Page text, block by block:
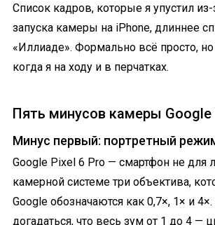
Список кадров, которые я упустил из-
запуска камеры на iPhone, длиннее
«Иллиаде». Формально всё просто,
когда я на ходу и в перчатках.
Пять минусов камеры Google
Минус первый: портретный
Google Pixel 6 Pro — смартфон не для
камерной системе три объектива,
Google обозначаются как 0,7×, 1× и
догадаться, что весь зум от 1 до 4 —